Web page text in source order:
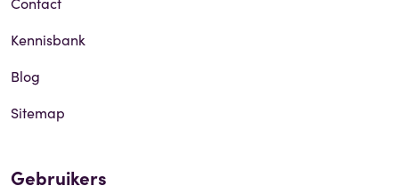
Kennisbank
Blog
Sitemap
Gebruikers